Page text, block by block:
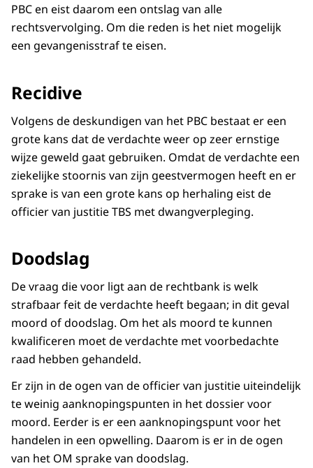
PBC en eist daarom een ontslag van alle
rechtsvervolging. Om die reden is het niet mogelijk
een gevangenisstraf te eisen.
Recidive
Volgens de deskundigen van het PBC bestaat er een
grote kans dat de verdachte weer op zeer ernstige
wijze geweld gaat gebruiken. Omdat de verdachte een
ziekelijke stoornis van zijn geestvermogen heeft en er
sprake is van een grote kans op herhaling eist de
officier van justitie TBS met dwangverpleging.
Doodslag
De vraag die voor ligt aan de rechtbank is welk
strafbaar feit de verdachte heeft begaan; in dit geval
moord of doodslag. Om het als moord te kunnen
kwalificeren moet de verdachte met voorbedachte
raad hebben gehandeld.
Er zijn in de ogen van de officier van justitie uiteindelijk
te weinig aanknopingspunten in het dossier voor
moord. Eerder is er een aanknopingspunt voor het
handelen in een opwelling. Daarom is er in de ogen
van het OM sprake van doodslag.